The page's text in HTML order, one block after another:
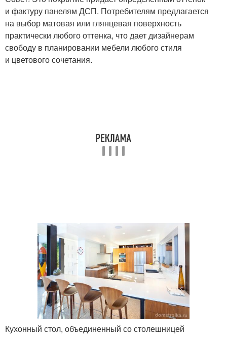
и фактуру панелям ДСП. Потребителям предлагается
на выбор матовая или глянцевая поверхность
практически любого оттенка, что дает дизайнерам
свободу в планировании мебели любого стиля
и цветового сочетания.
Кухонный стол, объединенный со столешницей